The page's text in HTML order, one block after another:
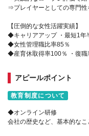
⇒プレイヤーとしての専門性
【圧倒的な女性活躍実績】
◆キャリアアップ ・最短1年
◆女性管理職比率85％
◆産育休取得率100％ ・復職
アピールポイント
教育制度について
◆オンライン研修
会社の歴史など、基本的なこ